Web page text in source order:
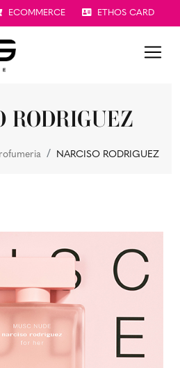
ECOMMERCE ETHOS CARD
RODRIGUEZ
NARCISO RODRIGUEZ